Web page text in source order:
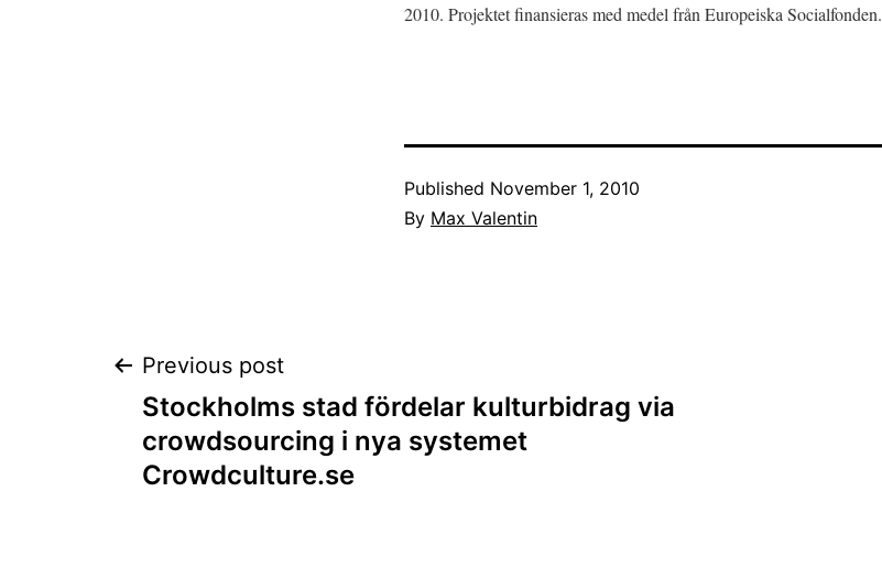
2010. Projektet finansieras med medel från Europeiska Socialfonden.
Published November 1, 2010
By Max Valentin
Post
navigation
Previous post
Stockholms stad fördelar kulturbidrag via
crowdsourcing i nya systemet
Crowdculture.se